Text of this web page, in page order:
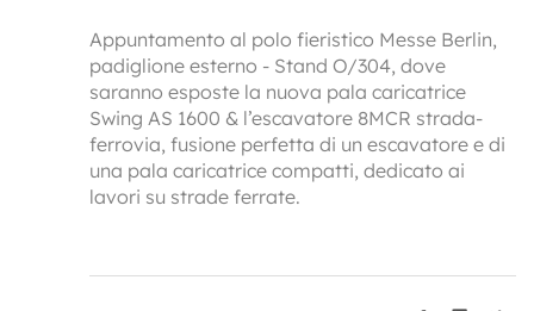
Appuntamento al polo fieristico Messe Berlin,
padiglione esterno - Stand O/304, dove
saranno esposte la nuova pala caricatrice
Swing AS 1600 & l’escavatore 8MCR strada-
ferrovia, fusione perfetta di un escavatore e di
una pala caricatrice compatti, dedicato ai
lavori su strade ferrate.